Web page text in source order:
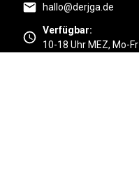
hallo@derjga.de
Verfügbar:
10-18 Uhr MEZ, Mo-Fr